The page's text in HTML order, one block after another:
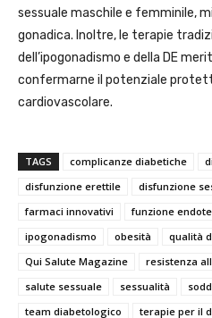
sessuale maschile e femminile,
gonadica. Inoltre, le terapie
dell’ipogonadismo e della DE
confermarne il potenziale
cardiovascolare.
TAGS complicanze diabetiche
disfunzione erettile
disfunzione
farmaci innovativi
funzione
ipogonadismo
obesità qualità
Qui Salute Magazine
resistenza
salute sessuale
sessualità
team diabetologico
terapie per il